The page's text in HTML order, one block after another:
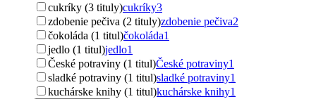
cukríky (3 tituly)cukríky3
zdobenie pečiva (2 tituly)zdobenie pečiva2
čokoláda (1 titul)čokoláda1
jedlo (1 titul)jedlo1
České potraviny (1 titul)České potraviny1
sladké potraviny (1 titul)sladké potraviny1
kuchárske knihy (1 titul)kuchárske knihy1